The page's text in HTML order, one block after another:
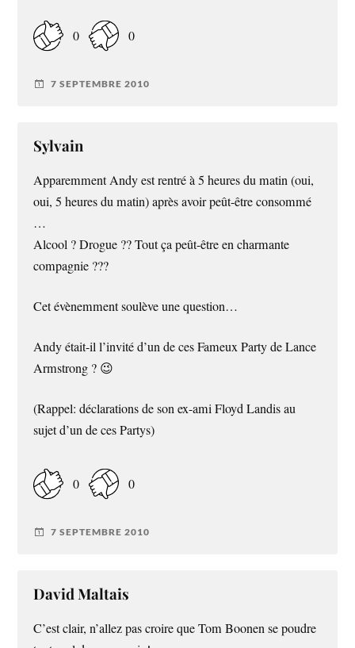
0 0
7 SEPTEMBRE 2010
Sylvain
Apparemment Andy est rentré à 5 heures du matin (oui,
oui, 5 heures du matin) après avoir peût-être consommé
…
Alcool ? Drogue ?? Tout ça peût-être en charmante
compagnie ???
Cet évènemment soulève une question…
Andy était-il l’invité d’un de ces Fameux Party de Lance
Armstrong ? 😉
(Rappel: déclarations de son ex-ami Floyd Landis au
sujet d’un de ces Partys)
0 0
7 SEPTEMBRE 2010
David Maltais
C’est clair, n’allez pas croire que Tom Boonen se poudre